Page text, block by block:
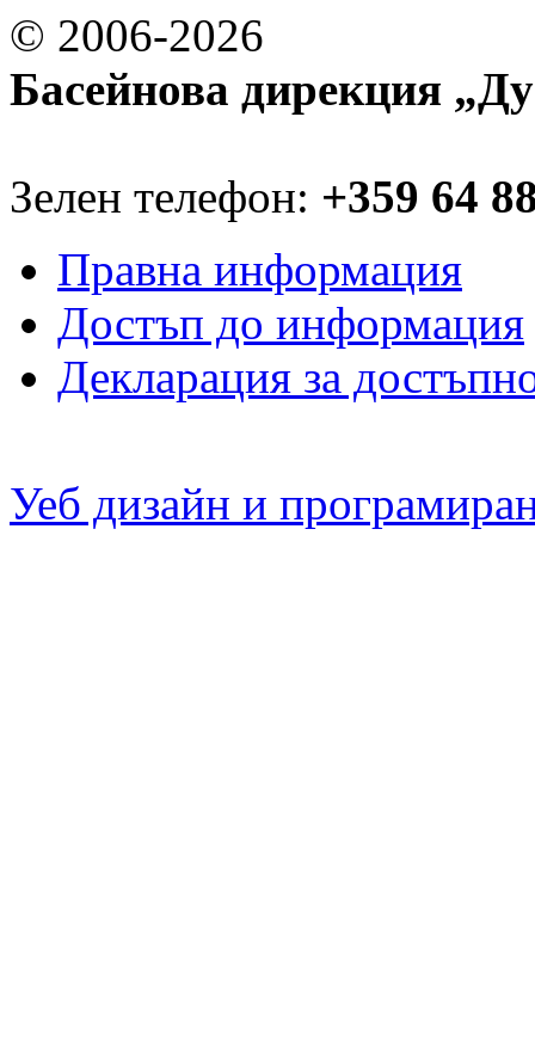
© 2006-2026
Басейнова дирекция
Зелен телефон: +359 64
Правна информация
Достъп до информация
Декларация за
Уеб дизайн и